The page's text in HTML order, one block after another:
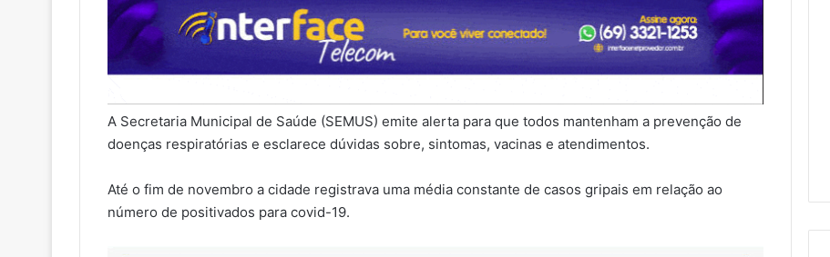
A Secretaria Municipal de Saúde (SEMUS) emite alerta para que todos mantenham a prevenção de
doenças respiratórias e esclarece dúvidas sobre, sintomas, vacinas e atendimentos.
Até o fim de novembro a cidade registrava uma média constante de casos gripais em relação ao
número de positivados para covid-19.